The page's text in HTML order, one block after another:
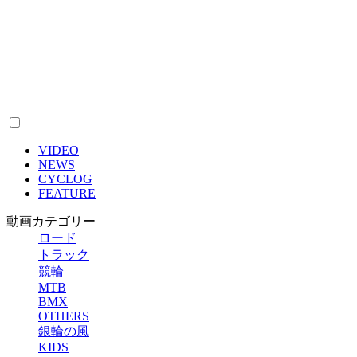
VIDEO
NEWS
CYCLOG
FEATURE
動画カテゴリー
ロード
トラック
競輪
MTB
BMX
OTHERS
銀輪の風
KIDS